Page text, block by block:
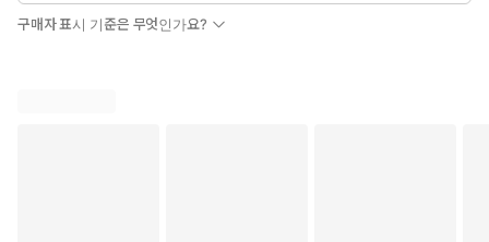
구매자 표시 기준은 무엇인가요?